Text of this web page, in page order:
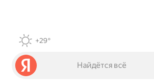
+29°
Найдётся всё